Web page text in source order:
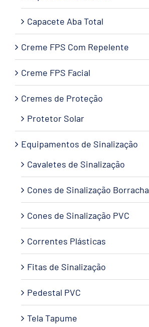
Capacete Aba Total
Creme FPS Com Repelente
Creme FPS Facial
Cremes de Proteção
Protetor Solar
Equipamentos de Sinalização
Cavaletes de Sinalização
Cones de Sinalização Borracha
Cones de Sinalização PVC
Correntes Plásticas
Fitas de Sinalização
Pedestal PVC
Tela Tapume